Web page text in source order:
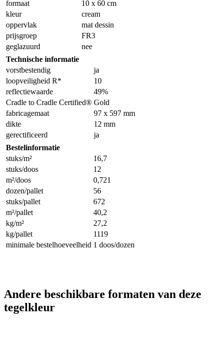
formaat
10 x 60 cm
kleur
cream
oppervlak
mat dessin
prijsgroep
FR3
geglazuurd
nee
Technische informatie
vorstbestendig
ja
loopveiligheid R*
10
reflectiewaarde
49%
Cradle to Cradle Certified® Gold
fabricagemaat
97 x 597 mm
dikte
12 mm
gerectificeerd
ja
Bestelinformatie
stuks/m²
16,7
stuks/doos
12
m²/doos
0,721
dozen/pallet
56
stuks/pallet
672
m²/pallet
40,2
kg/m²
27,2
kg/pallet
1119
minimale bestelhoeveelheid 1 doos/dozen
Andere beschikbare formaten van deze
tegelkleur